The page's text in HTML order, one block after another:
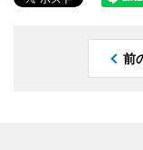
前